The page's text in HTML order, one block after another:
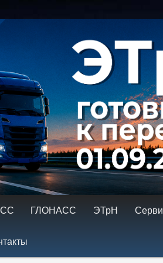
тахографов. Ремонт тахографов.
ГЛОНАСС ЭТрН